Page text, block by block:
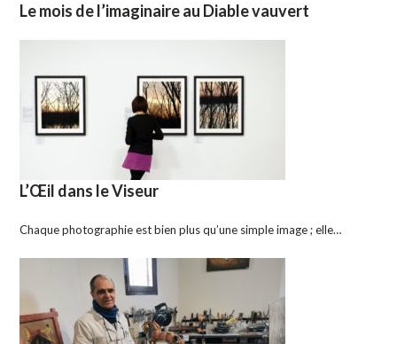
Le mois de l’imaginaire au Diable vauvert
L’Œil dans le Viseur
Chaque photographie est bien plus qu’une simple image ; elle…